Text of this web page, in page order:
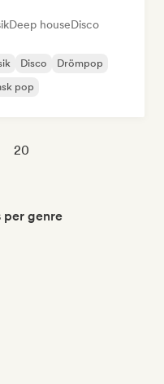
Deep houseDisco
Disco
Drömpop
pop
20
genre